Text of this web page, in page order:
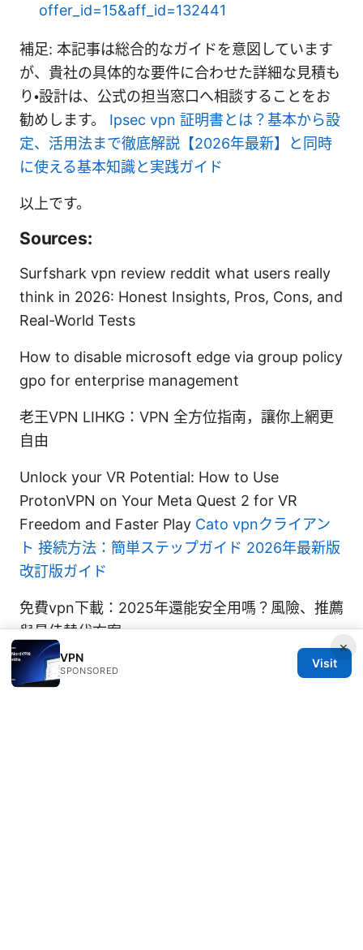
offer_id=15&aff_id=132441
補足: 本記事は総合的なガイドを意図しています
が、貴社の具体的な要件に合わせた詳細な見積も
り・設計は、公式の担当窓口へ相談することをお
勧めします。 Ipsec vpn 証明書とは？基本から設
定、活用法まで徹底解説【2026年最新】と同時
に使える基本知識と実践ガイド
以上です。
Sources:
Surfshark vpn review reddit what users really
think in 2026: Honest Insights, Pros, Cons, and
Real-World Tests
How to disable microsoft edge via group policy
gpo for enterprise management
老王VPN LIHKG：VPN 全方位指南，讓你上網更
自由
Unlock your VR Potential: How to Use
ProtonVPN on Your Meta Quest 2 for VR
Freedom and Faster Play Cato vpnクライアン
ト 接続方法：簡単ステップガイド 2026年最新版
改訂版ガイド
免費vpn下載：2025年還能安全用嗎？風險、推薦
與最佳替代方案
×
VPN
SPONSORED
Visit